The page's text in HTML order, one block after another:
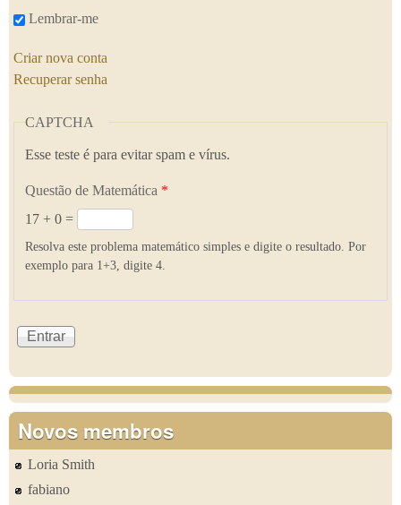
Lembrar-me
Criar nova conta
Recuperar senha
CAPTCHA
Esse teste é para evitar spam e vírus.
Questão de Matemática *
17 + 0 =
Resolva este problema matemático simples e digite o resultado. Por
exemplo para 1+3, digite 4.
Novos membros
Loria Smith
fabiano